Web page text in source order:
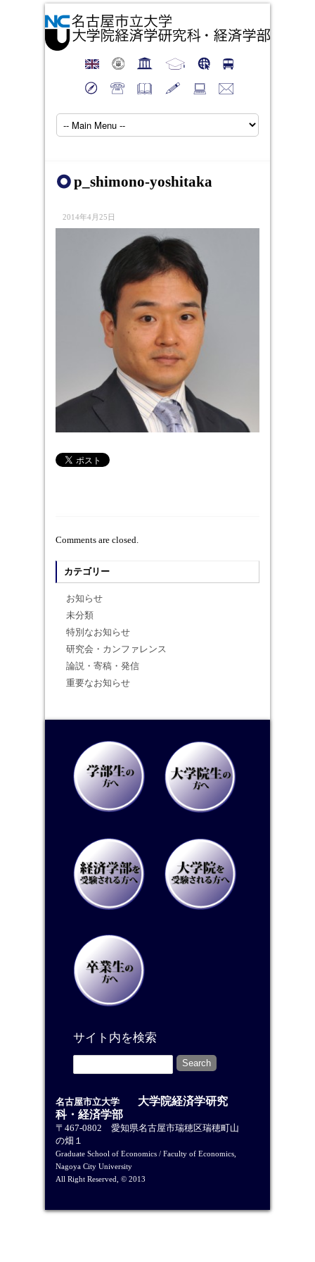
p_shimono-yoshitaka
2014年4月25日
Comments are closed.
カテゴリー
お知らせ
未分類
特別なお知らせ
研究会・カンファレンス
論説・寄稿・発信
重要なお知らせ
サイト内を検索
名古屋市立大学
大学院経済学研究
科・経済学部
〒467-0802 愛知県名古屋市瑞穂区瑞穂町山
の畑１
Graduate School of Economics / Faculty of Economics,
Nagoya City University
All Right Reserved, © 2013